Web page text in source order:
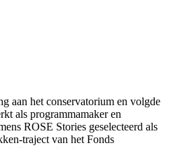
aan het conservatorium en volgde
als programmamaker en
ROSE Stories geselecteerd als
traject van het Fonds